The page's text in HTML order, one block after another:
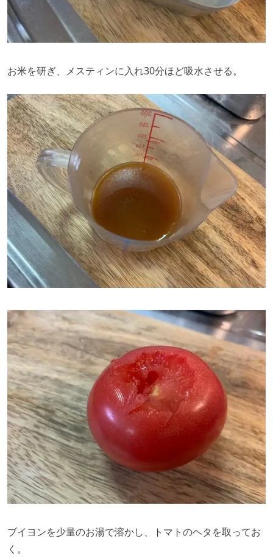
お米を研ぎ、メスティンに入れ30分ほど吸水させる。
ブイヨンを少量のお湯で溶かし、トマトのヘタを取ってお
く。